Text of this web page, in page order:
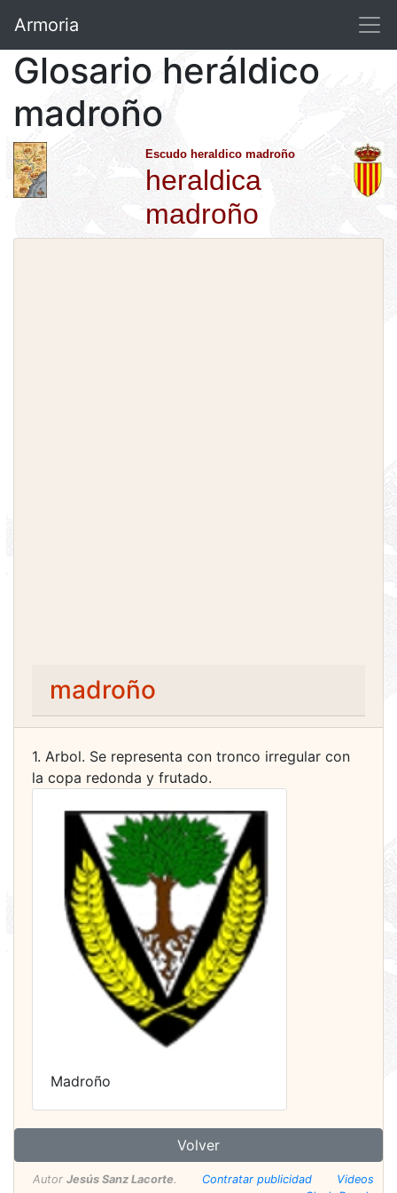
Armoria
Glosario heráldico
madroño
Escudo heraldico madroño
heraldica
madroño
madroño
1. Arbol. Se representa con tronco irregular con
la copa redonda y frutado.
Madroño
Volver
Autor Jesús Sanz Lacorte. Contratar publicidad
Videos